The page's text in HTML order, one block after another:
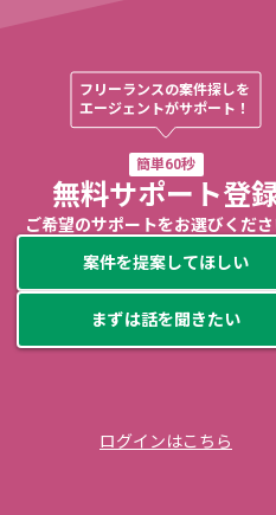
フリーランスの案件探しを
エージェントがサポート！
簡単60秒
無料サポート登
ご希望のサポートをお選びくださ
案件を提案してほしい
まずは話を聞きたい
ログインはこちら